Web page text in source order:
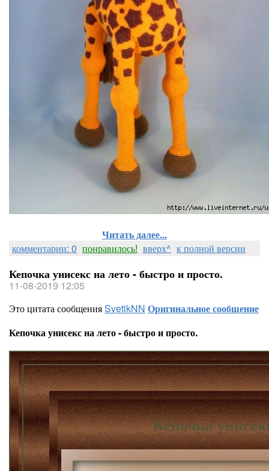
Читать далее...
комментарии: 0 понравилось! вверх^ к полной версии
Кепочка унисекс на лето - быстро и просто.
11-08-2019 12:05
Это цитата сообщенияSvetikNN Оригинальное сообщение
Кепочка унисекс на лето - быстро и просто.
Кепочка